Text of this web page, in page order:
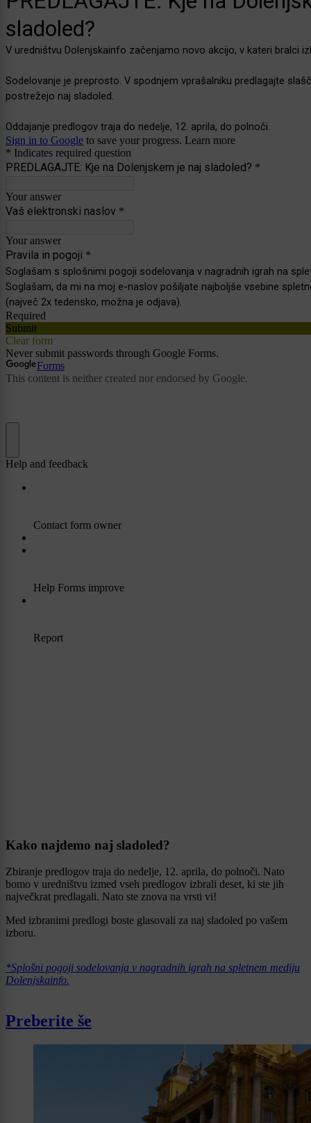
Kako najdemo naj sladoled?
Zbiranje predlogov traja do nedelje, 12. aprila, do polnoči. Nato
bomo v uredništvu izmed vseh predlogov izbrali deset, ki ste jih
največkrat predlagali. Nato ste znova na vrsti vi!
Med izbranimi predlogi boste glasovali za naj sladoled po vašem
izboru.
*Splošni pogoji sodelovanja v nagradnih igrah na spletnem mediju
Dolenjskainfo.
Preberite še